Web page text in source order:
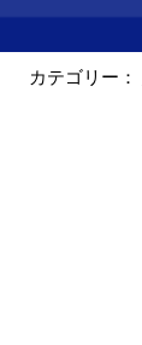
カテゴリー：